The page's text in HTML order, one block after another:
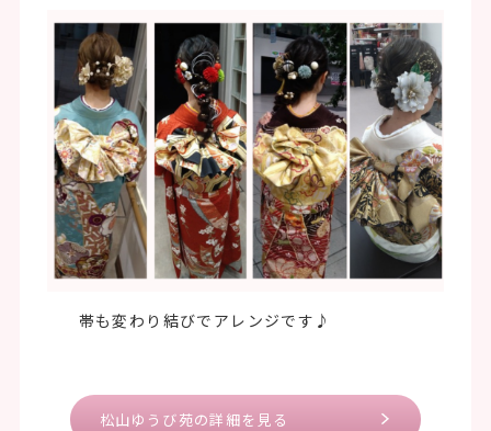
帯も変わり結びでアレンジです♪
松山ゆうび苑の詳細を見る